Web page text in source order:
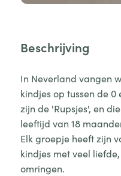
Beschrijving
In Neverland vangen
kindjes op tussen de 0
zijn de 'Rupsjes', en
leeftijd van 18
Elk groepje heeft zijn
kindjes met veel
omringen.